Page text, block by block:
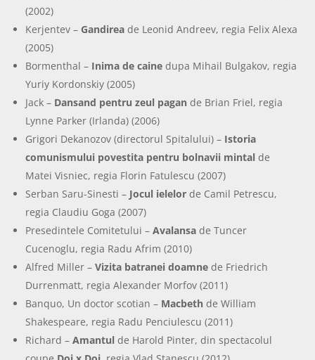
(2002)
Kerjentev – Gandirea de Leonid Andreev, regia Felix Alexa
(2005)
Bormenthal – Inima de caine dupa Mihail Bulgakov, regia
Yuriy Kordonskiy (2005)
Jack – Dansand pentru zeul pagan de Brian Friel, regia
Lynne Parker (Irlanda) (2006)
Grigori Dekanozov (directorul Spitalului) – Istoria
comunismului povestita pentru bolnavii mintal de
Matei Visniec, regia Florin Fatulescu (2007)
Serban Saru-Sinesti – Jocul ielelor de Camil Petrescu,
regia Claudiu Goga (2007)
Presedintele Comitetului –Avalansa de Tuncer
Cucenoglu, regia Radu Afrim (2010)
Alfred Miller –Vizita batranei doamne de Friedrich
Durrenmatt, regia Alexander Morfov (2011)
Banquo, Un doctor scotian – Macbeth de William
Shakespeare, regia Radu Penciulescu (2011)
Richard –Amantul de Harold Pinter, din spectacolul